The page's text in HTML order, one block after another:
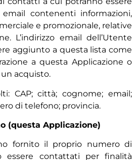
email contenenti informazioni,
e promozionale, relative
L’indirizzo email dell’Utente
aggiunto a questa lista come
a questa Applicazione o
acquisto.
CAP; città; cognome; email;
di telefono; provincia.
(questa Applicazione)
fornito il proprio numero di
essere contattati per finalità